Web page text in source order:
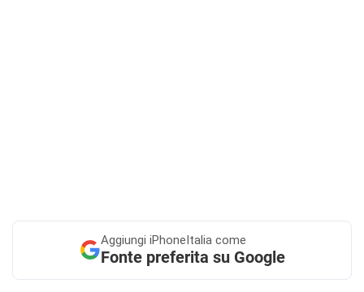
Aggiungi iPhoneItalia come
Fonte preferita su Google